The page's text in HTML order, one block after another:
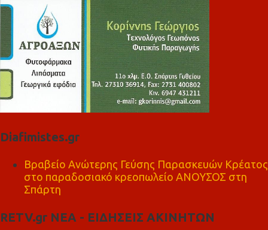
Diafimistes.gr
Βραβείο Ανώτερης Γεύσης Παρασκευών Κρέατος
στο παραδοσιακό κρεοπωλείο ΑΝΟΥΣΟΣ στη
Σπάρτη
RETV.gr ΝΕΑ - ΕΙΔΗΣΕΙΣ ΑΚΙΝΗΤΩΝ